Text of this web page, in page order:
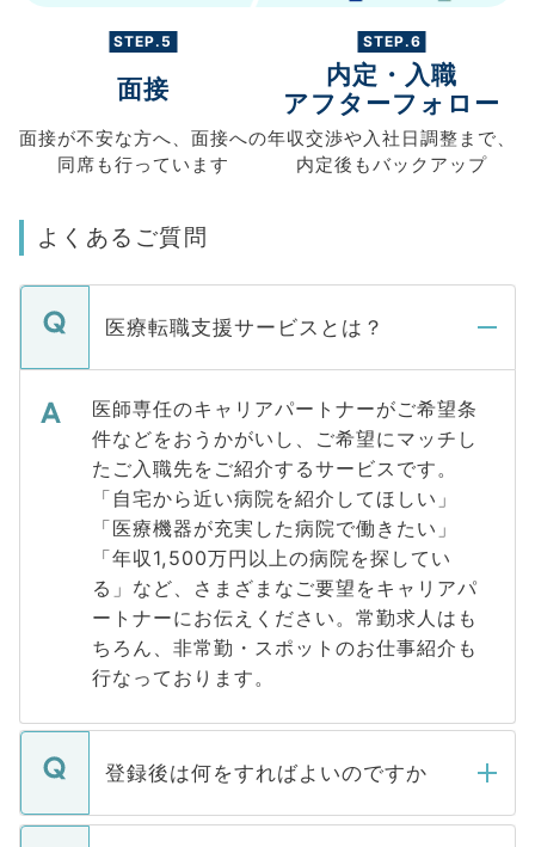
STEP.5
面接
面接が不安な方へ、 面接への
同席も行っています
STEP.6
内定・入職
アフターフォロー
年収交渉や 入社日調整まで、
内定後もバックアップ
よくあるご質問
医療転職支援サービスとは？
医師専任のキャリアパートナーがご希望条
件などをおうかがいし、ご希望にマッチし
たご入職先をご紹介するサービスです。
「自宅から近い病院を紹介してほしい」
「医療機器が充実した病院で働きたい」
「年収1,500万円以上の病院を探してい
る」など、さまざまなご要望をキャリアパ
ートナーにお伝えください。常勤求人はも
ちろん、非常勤・スポットのお仕事紹介も
行なっております。
登録後は何をすればよいのですか
ご登録いただきましたら、弊社担当者がご